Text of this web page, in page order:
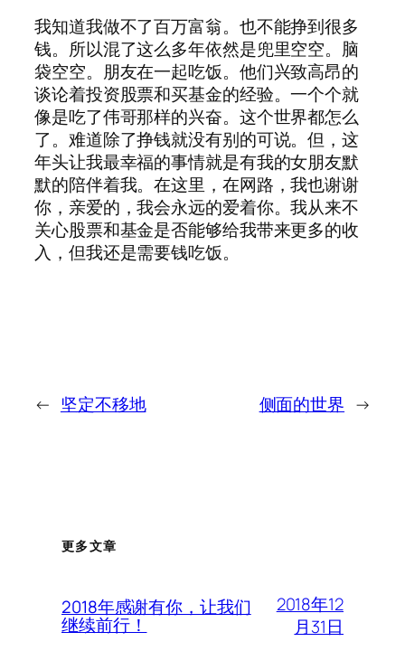
我知道我做不了百万富翁。也不能挣到很多
钱。所以混了这么多年依然是兜里空空。脑
袋空空。朋友在一起吃饭。他们兴致高昂的
谈论着投资股票和买基金的经验。一个个就
像是吃了伟哥那样的兴奋。这个世界都怎么
了。难道除了挣钱就没有别的可说。但，这
年头让我最幸福的事情就是有我的女朋友默
默的陪伴着我。在这里，在网路，我也谢谢
你，亲爱的，我会永远的爱着你。我从来不
关心股票和基金是否能够给我带来更多的收
入，但我还是需要钱吃饭。
← 坚定不移地 侧面的世界 →
更多文章
2018年感谢有你，让我们
继续前行！
2018年12
月31日